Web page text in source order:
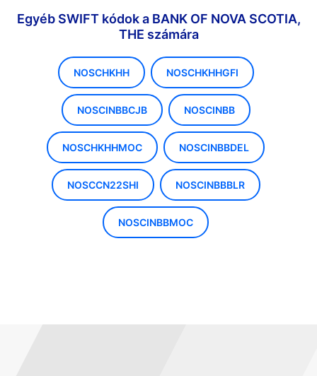
Egyéb SWIFT kódok a BANK OF NOVA SCOTIA,
THE számára
NOSCHKHH NOSCHKHHGFI
NOSCINBBCJB NOSCINBB
NOSCHKHHMOC NOSCINBBDEL
NOSCCN22SHI NOSCINBBBLR
NOSCINBBMOC